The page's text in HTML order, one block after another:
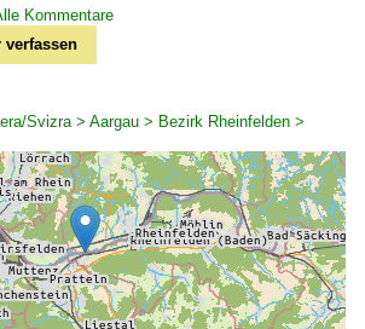
Kommentare
verfassen
Svizra > Aargau > Bezirk Rheinfelden >